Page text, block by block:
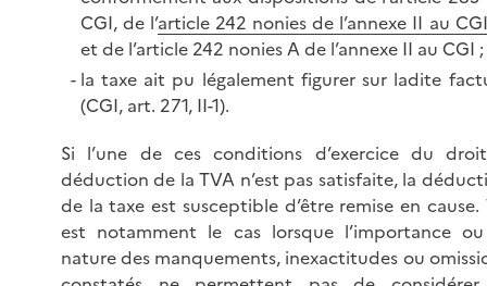
CGI, de l’article 242 nonies de l’annexe II au CGI
et de l’article 242 nonies A de l’annexe II au CGI ;
la taxe ait pu légalement figurer sur ladite
(CGI, art. 271, II-1).
Si l’une de ces conditions d’exercice du
déduction de la TVA n’est pas satisfaite, la
de la taxe est susceptible d’être remise en cause.
est notamment le cas lorsque l’importance
nature des manquements, inexactitudes ou